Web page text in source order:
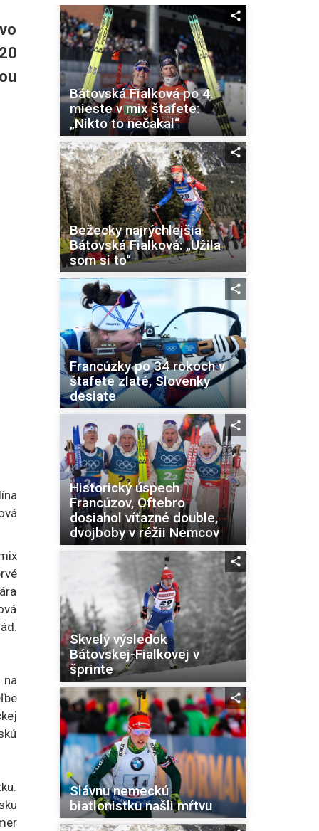
na
Bátovská Fialková po 4.
mieste v mix štafete:
„Nikto to nečakal“
Bežecky najrýchlejšia
Bátovská Fialková: „Užila
som si to“
Francúzky po 34 rokoch v
štafete zlaté, Slovenky
desiate
Historický úspech
Francúzov, Oftebro
dosiahol víťazné double,
dvojboby v réžii Nemcov
Skvelý výsledok
Bátovskej-Fialkovej v
šprinte
Slávnu nemeckú
biatlonistku našli mŕtvu